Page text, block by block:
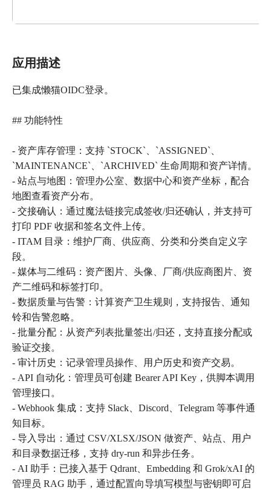
应用描述
已集成懒猫OIDC登录。
## 功能特性
- 资产库存管理：支持 `STOCK`、`ASSIGNED`、
`MAINTENANCE`、`ARCHIVED` 生命周期和资产详情。
- 站点与地图：管理办公室、数据中心和资产坐标，配合
地图查看资产分布。
- 交接确认：通过魔法链接完成签收/归还确认，并支持可
打印 PDF 收据和签名文件上传。
- ITAM 目录：维护厂商、供应商、分类和分类自定义字
段。
- 媒体与二维码：资产图片、头像、厂商/供应商图片、资
产二维码和标签打印。
- 数据质量与告警：计算资产卫生规则，支持报告、通知
铃和告警忽略。
- 批量分配：从资产列表批量签出/归还，支持直接分配或
验证交接。
- 审计历史：记录管理员操作、用户历史和资产交易。
- API 自动化：管理员可创建 Bearer API Key，供脚本调用
管理接口。
- Webhook 集成：支持 Slack、Discord、Telegram 等事件通
知目标。
- 导入导出：通过 CSV/XLSX/JSON 做资产、站点、用户
和目录数据迁移，支持 dry-run 和异步任务。
- AI 助手：已接入基于 Qdrant、Embedding 和 Grok/xAI 的
管理员 RAG 助手，通过配置向导填写模型与密钥即可启